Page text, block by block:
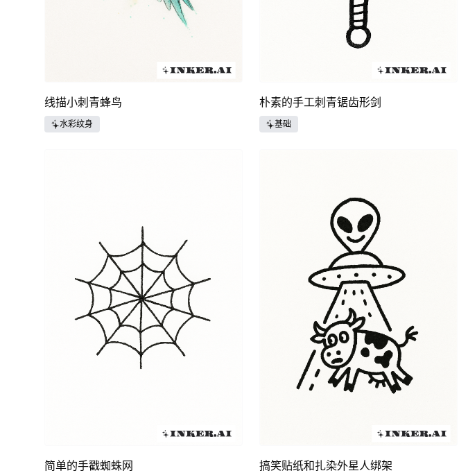
线描小刺青蜂鸟
水彩纹身
朴素的手工刺青锯齿形剑
基础
简单的手戳蜘蛛网 搞笑贴纸和扎染外星人绑架